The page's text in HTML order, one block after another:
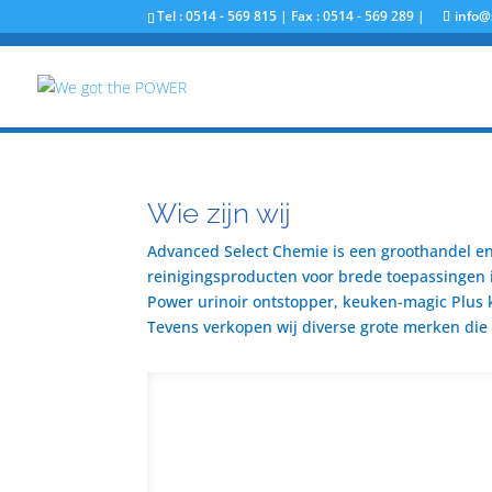
Tel : 0514 - 569 815 | Fax : 0514 - 569 289 |
Wie zijn wij
Advanced Select Chemie is een groothandel
reinigingsproducten voor brede
Power urinoir ontstopper, keuken-magic
Tevens verkopen wij diverse grote merken